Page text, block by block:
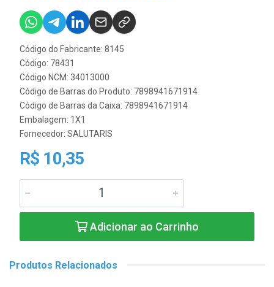
Código do Fabricante: 8145
Código: 78431
Código NCM: 34013000
Código de Barras do Produto: 7898941671914
Código de Barras da Caixa: 7898941671914
Embalagem: 1X1
Fornecedor: SALUTARIS
R$ 10,35
Adicionar ao Carrinho
Produtos Relacionados